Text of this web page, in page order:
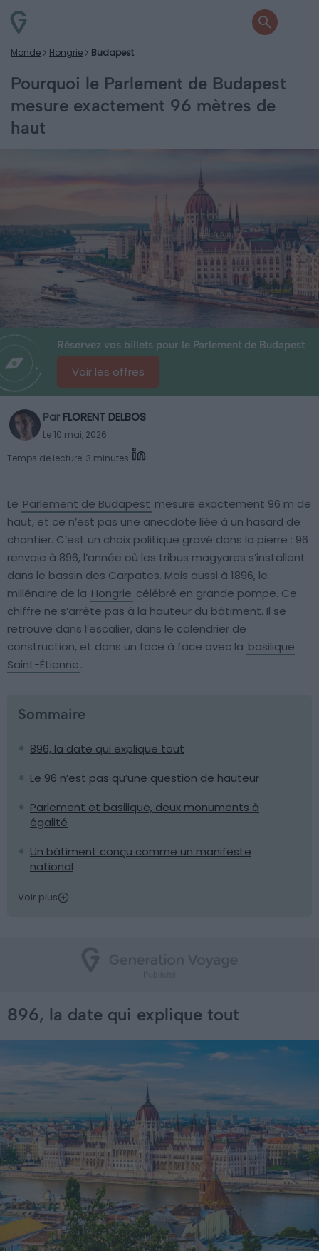
Monde Hongrie Budapest
Pourquoi le Parlement de Budapest
mesure exactement 96 mètres de
haut
Réservez vos billets pour le Parlement de Budapest
Voir les offres
Par FLORENT DELBOS
Le 10 mai, 2026
Temps de lecture: 3 minutes
Le Parlement de Budapest mesure exactement 96 m de
haut, et ce n’est pas une anecdote liée à un hasard de
chantier. C’est un choix politique gravé dans la pierre : 96
renvoie à 896, l’année où les tribus magyares s’installent
dans le bassin des Carpates. Mais aussi à 1896, le
millénaire de la Hongrie célébré en grande pompe. Ce
chiffre ne s’arrête pas à la hauteur du bâtiment. Il se
retrouve dans l’escalier, dans le calendrier de
construction, et dans un face à face avec la basilique
Saint-Étienne.
Sommaire
896, la date qui explique tout
Le 96 n’est pas qu’une question de hauteur
Parlement et basilique, deux monuments à
égalité
Un bâtiment conçu comme un manifeste
national
Voir plus
896, la date qui explique tout